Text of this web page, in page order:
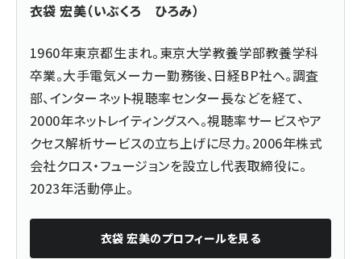
衣袋 宏美（いぶくろ ひろみ）
1960年東京都生まれ。東京大学教養学部教養学科
卒業。大手電気メーカー勤務後、日経BP社へ。調査
部、インターネット視聴率センター長などを経て、
2000年ネットレイティングスへ。視聴率サービスやア
クセス解析サービスの立ち上げに尽力。2006年株式
会社クロス・フュージョンを設立し代表取締役に。
2023年活動停止。
衣袋 宏美のプロフィールを見る